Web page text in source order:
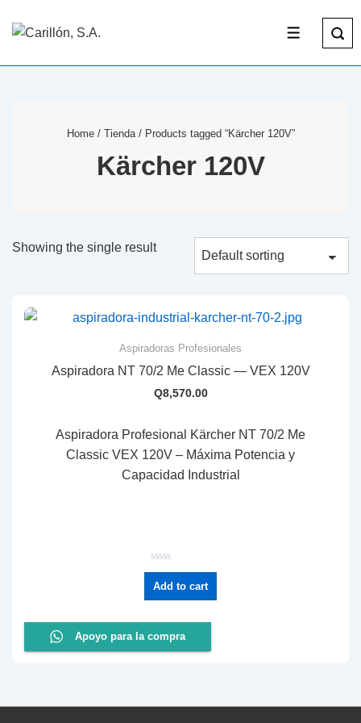
Home/ Tienda/ Products tagged “Kärcher 120V”
Kärcher 120V
Showing the single result
Aspiradoras Profesionales
Aspiradora NT 70/2 Me Classic — VEX 120V
Q8,570.00
Aspiradora Profesional Kärcher NT 70/2 Me
Classic VEX 120V – Máxima Potencia y
Capacidad Industrial
R
a
t
e
0
o
t
Add to cart
Apoyo para la compra